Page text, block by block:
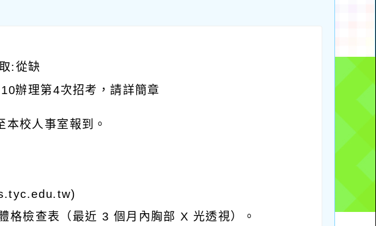
:從缺
辦理第4次招考，請詳簡章
校人事室報到。
格檢查表（最近 3 個月內胸部 X 光透視）。